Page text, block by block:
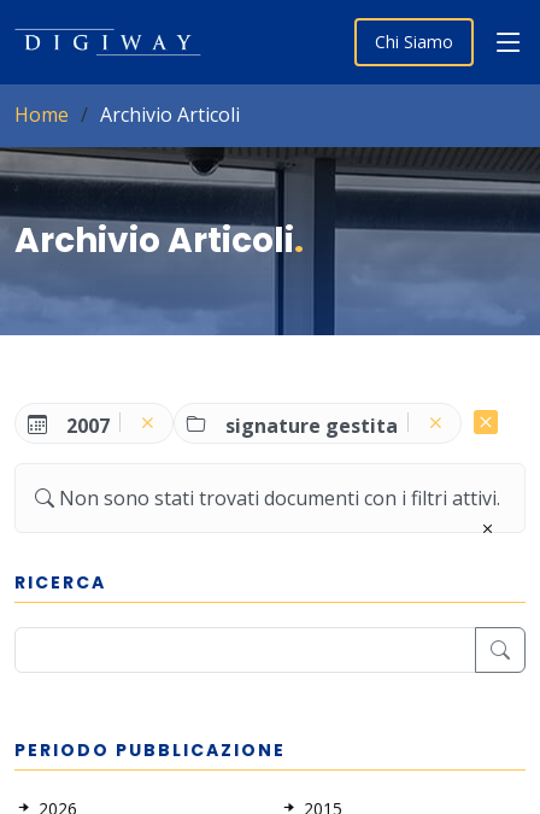
Chi Siamo
Home Archivio Articoli
Archivio Articoli.
2007 signature gestita
Non sono stati trovati documenti con i filtri attivi.
RICERCA
PERIODO PUBBLICAZIONE
2026
2015